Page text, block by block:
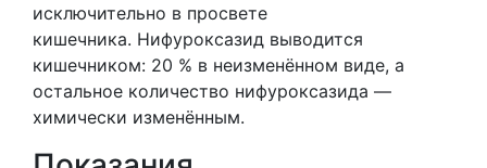
исключительно в просвете
кишечника. Нифуроксазид выводится
кишечником: 20 % в неизменённом виде, а
остальное количество нифуроксазида —
химически изменённым.